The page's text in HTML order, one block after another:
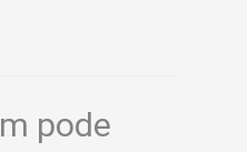
pode